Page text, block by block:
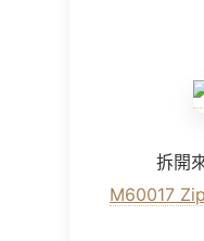
拆開
M60017